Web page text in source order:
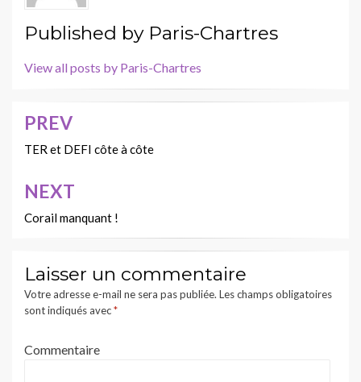
Published by Paris-Chartres
View all posts by Paris-Chartres
Navigation
de
l’article
PREV
TER et DEFI côte à côte
NEXT
Corail manquant !
Laisser un commentaire
Votre adresse e-mail ne sera pas publiée. Les champs obligatoires
sont indiqués avec*
Commentaire